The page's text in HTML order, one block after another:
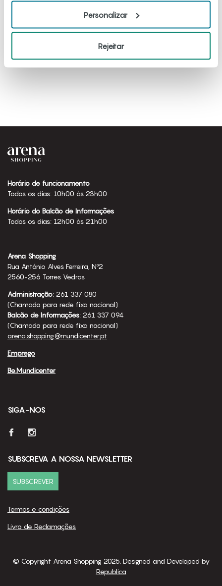
Personalizar
Rejeitar
pós-tratamento. A nossa rede de apoio desdobra-se em
diversos âmbitos – com empatia, profissionalismo e
experiência.
Horário de funcionamento
Todos os dias: 10h00 às 23h00
Horário do Balcão de Informações
Todos os dias: 12h00 às 21h00
Arena Shopping
Rua António Alves Ferreira, Nº2
2560-256 Torres Vedras
Administração: 261 337 080
(Chamada para rede fixa nacional)
Balcão de Informações: 261 337 094
(Chamada para rede fixa nacional)
arena.shopping@mundicenter.pt
Emprego
Be.Mundicenter
SIGA-NOS
SUBSCREVA A NOSSA NEWSLETTER
SUBSCREVER
Termos e condições
Livro de Reclamações
© Copyright Arena Shopping 2025. Designed and Developed by
Republica